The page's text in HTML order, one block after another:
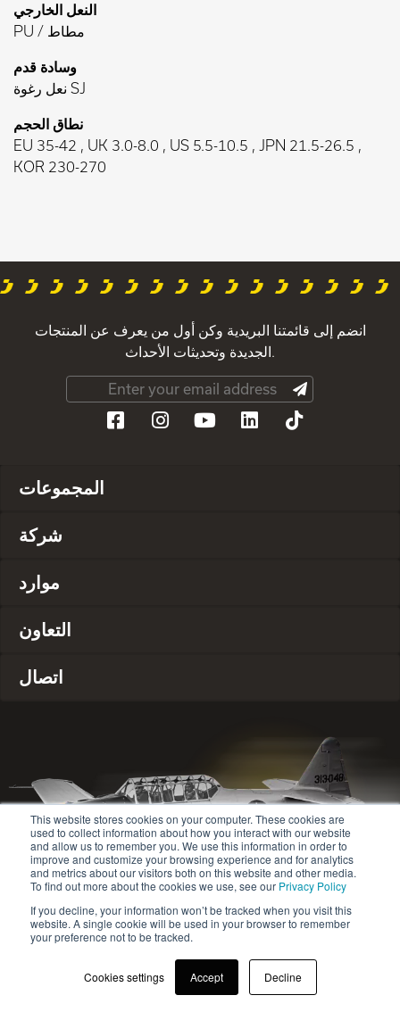
This website stores cookies on your computer. These cookies are
used to collect information about how you interact with our website
and allow us to remember you. We use this information in order to
improve and customize your browsing experience and for analytics
and metrics about our visitors both on this website and other media.
To find out more about the cookies we use, see our Privacy Policy
If you decline, your information won’t be tracked when you visit this
website. A single cookie will be used in your browser to remember
your preference not to be tracked.
Cookies settings Accept Decline
النعل الخارجي
PU / مطاط
وسادة قدم
نعل رغوة SJ
نطاق الحجم
EU 35-42 , UK 3.0-8.0 , US 5.5-10.5 , JPN 21.5-26.5 ,
KOR 230-270
انضم إلى قائمتنا البريدية وكن أول من يعرف عن المنتجات
الجديدة وتحديثات الأحداث.
المجموعات
شركة
موارد
التعاون
اتصال
© 2020-2024 Safety Jogger All rights reserved
Site map
سياسة الخصوصية